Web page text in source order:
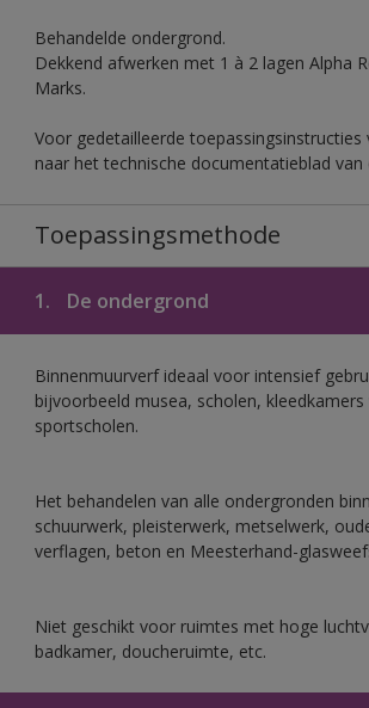
Behandelde ondergrond.
Dekkend afwerken met 1 à 2 lagen Alpha
Marks.
Voor gedetailleerde toepassingsinstructies
naar het technische documentatieblad van
Toepassingsmethode
1. De ondergrond
Binnenmuurverf ideaal voor intensief
bijvoorbeeld musea, scholen,
sportscholen.
Het behandelen van alle ondergronden
schuurwerk, pleisterwerk, metselwerk,
verflagen, beton en Meesterhand-
Niet geschikt voor ruimtes met hoge
badkamer, doucheruimte, etc.